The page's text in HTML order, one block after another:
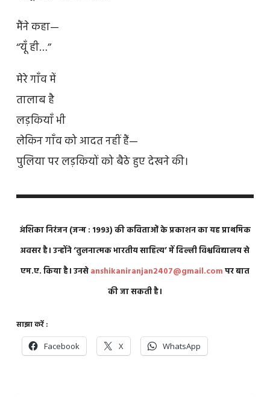
मैंने कहा—
‘‘यूँ ही…’’
मेरे गाँव में
तालाब है
लड़कियाँ भी
लेकिन गाँव को आदत नहीं हैं—
पुलिया पर लड़कियों को बैठे हुए देखने की।
अंशिका निरंजन (जन्म : 1993) की कविताओं के प्रकाशन का यह प्राथमिक
अवसर है। उन्होंने ‘तुलनात्मक भारतीय साहित्य’ में दिल्ली विश्वविद्यालय से
एम.ए. किया है। उनसेanshikaniranjan2407@gmail.comपर बात
की जा सकती है।
साझा करें :
Facebook X WhatsApp